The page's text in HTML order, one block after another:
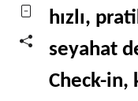
hızlı,
seyahat
Check-in,